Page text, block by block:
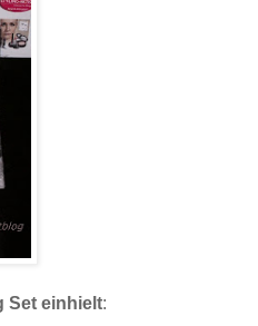
Set einhielt: